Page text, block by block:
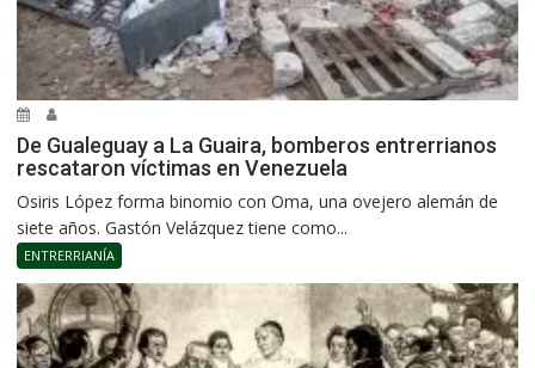
De Gualeguay a La Guaira, bomberos entrerrianos
rescataron víctimas en Venezuela
Osiris López forma binomio con Oma, una ovejero alemán de
siete años. Gastón Velázquez tiene como...
ENTRERRIANÍA